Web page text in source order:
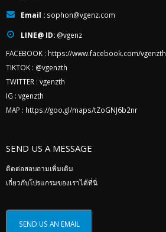
Email : sophon@vgenz.com
LINE@ ID: @vgenz
FACEBOOK : https://www.facebook.com/vgenzth
TIKTOK : @vgenzth
TWITTER : vgenzth
IG : vgenzth
MAP : https://goo.gl/maps/tZoGNJ6b2nr
SEND US A MESSAGE
ติดต่อสอบถามเพิ่มเติม
เกี่ยวกับโปรแกรมของเราได้ที่นี่